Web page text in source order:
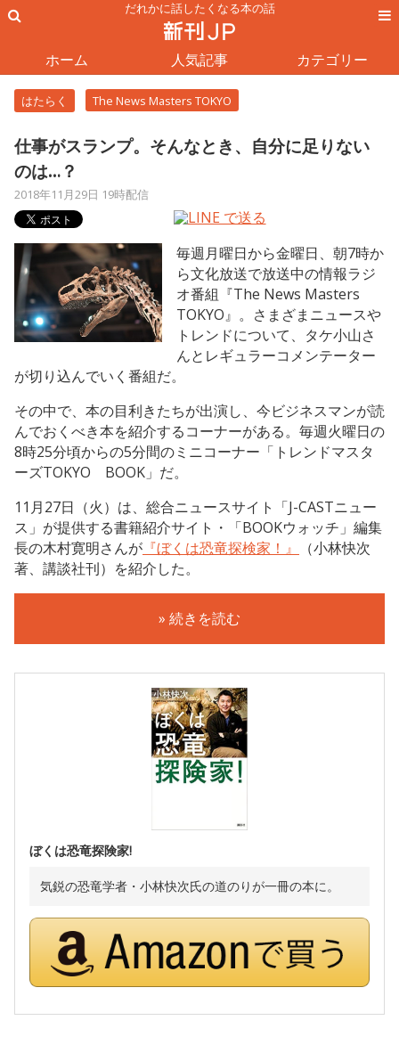
だれかに話したくなる本の話
ホーム 人気記事 カテゴリー
はたらく The News Masters TOKYO
仕事がスランプ。そんなとき、自分に足りない
のは…？
2018年11月29日 19時配信
毎週月曜日から金曜日、朝7時か
ら文化放送で放送中の情報ラジ
オ番組『The News Masters
TOKYO』。さまざまニュースや
トレンドについて、タケ小山さ
んとレギュラーコメンテーター
が切り込んでいく番組だ。
その中で、本の目利きたちが出演し、今ビジネスマンが読
んでおくべき本を紹介するコーナーがある。毎週火曜日の
8時25分頃からの5分間のミニコーナー「トレンドマスタ
ーズTOKYO BOOK」だ。
11月27日（火）は、総合ニュースサイト「J-CASTニュー
ス」が提供する書籍紹介サイト・「BOOKウォッチ」編集
長の木村寛明さんが 『ぼくは恐竜探検家！』
（小林快次
著、講談社刊）を紹介した。
» 続きを読む
ぼくは恐竜探険家!
気鋭の恐竜学者・小林快次氏の道のりが一冊の本に。